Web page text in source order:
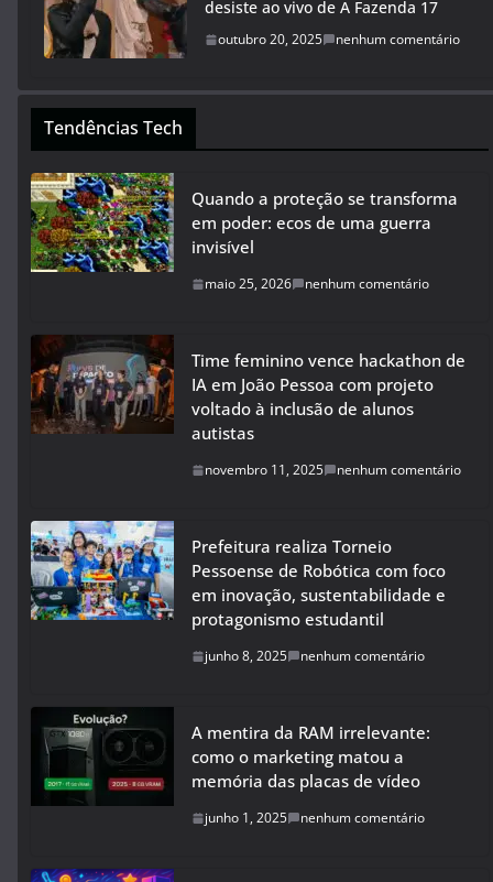
desiste ao vivo de A Fazenda 17
outubro 20, 2025 nenhum comentário
Tendências Tech
Quando a proteção se transforma
em poder: ecos de uma guerra
invisível
maio 25, 2026 nenhum comentário
Time feminino vence hackathon de
IA em João Pessoa com projeto
voltado à inclusão de alunos
autistas
novembro 11, 2025 nenhum comentário
Prefeitura realiza Torneio
Pessoense de Robótica com foco
em inovação, sustentabilidade e
protagonismo estudantil
junho 8, 2025 nenhum comentário
A mentira da RAM irrelevante:
como o marketing matou a
memória das placas de vídeo
junho 1, 2025 nenhum comentário